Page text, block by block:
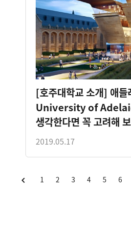
[호주대학교 소개] 애
University of
생각한다면 꼭 고려해
2019.05.17
1 2 3 4 5 6